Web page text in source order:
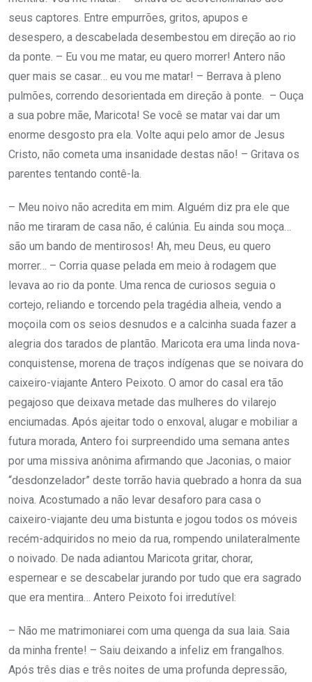
seus captores. Entre empurrões, gritos, apupos e
desespero, a descabelada desembestou em direção ao rio
da ponte. – Eu vou me matar, eu quero morrer! Antero não
quer mais se casar… eu vou me matar! – Berrava à pleno
pulmões, correndo desorientada em direção à ponte. – Ouça
a sua pobre mãe, Maricota! Se você se matar vai dar um
enorme desgosto pra ela. Volte aqui pelo amor de Jesus
Cristo, não cometa uma insanidade destas não! – Gritava os
parentes tentando contê-la.
– Meu noivo não acredita em mim. Alguém diz pra ele que
não me tiraram de casa não, é calúnia. Eu ainda sou moça…
são um bando de mentirosos! Ah, meu Deus, eu quero
morrer… – Corria quase pelada em meio à rodagem que
levava ao rio da ponte. Uma renca de curiosos seguia o
cortejo, reliando e torcendo pela tragédia alheia, vendo a
moçoila com os seios desnudos e a calcinha suada fazer a
alegria dos tarados de plantão. Maricota era uma linda nova-
conquistense, morena de traços indígenas que se noivara do
caixeiro-viajante Antero Peixoto. O amor do casal era tão
pegajoso que deixava metade das mulheres do vilarejo
enciumadas. Após ajeitar todo o enxoval, alugar e mobiliar a
futura morada, Antero foi surpreendido uma semana antes
por uma missiva anônima afirmando que Jaconias, o maior
“desdonzelador” deste torrão havia quebrado a honra da sua
noiva. Acostumado a não levar desaforo para casa o
caixeiro-viajante deu uma bistunta e jogou todos os móveis
recém-adquiridos no meio da rua, rompendo unilateralmente
o noivado. De nada adiantou Maricota gritar, chorar,
espernear e se descabelar jurando por tudo que era sagrado
que era mentira… Antero Peixoto foi irredutível:
– Não me matrimoniarei com uma quenga da sua laia. Saia
da minha frente! – Saiu deixando a infeliz em frangalhos.
Após três dias e três noites de uma profunda depressão,